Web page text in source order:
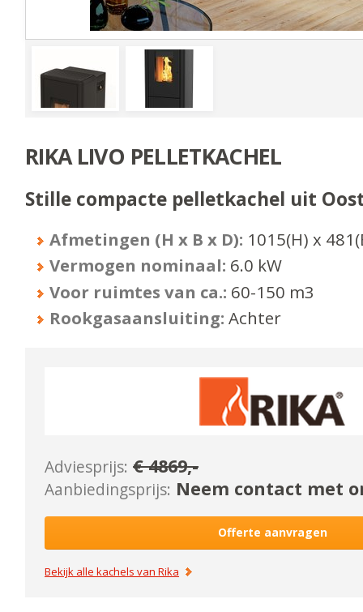
RIKA LIVO PELLETKACHEL
Stille compacte pelletkachel uit
Afmetingen (H x B x D): 1015(H) x 481
Vermogen nominaal: 6.0 kW
Voor ruimtes van ca.: 60-150 m3
Rookgasaansluiting: Achter
Adviesprijs: €4869,-
Aanbiedingsprijs: Neem contact met
Offerte aanvragen
Bekijk alle kachels vanRika